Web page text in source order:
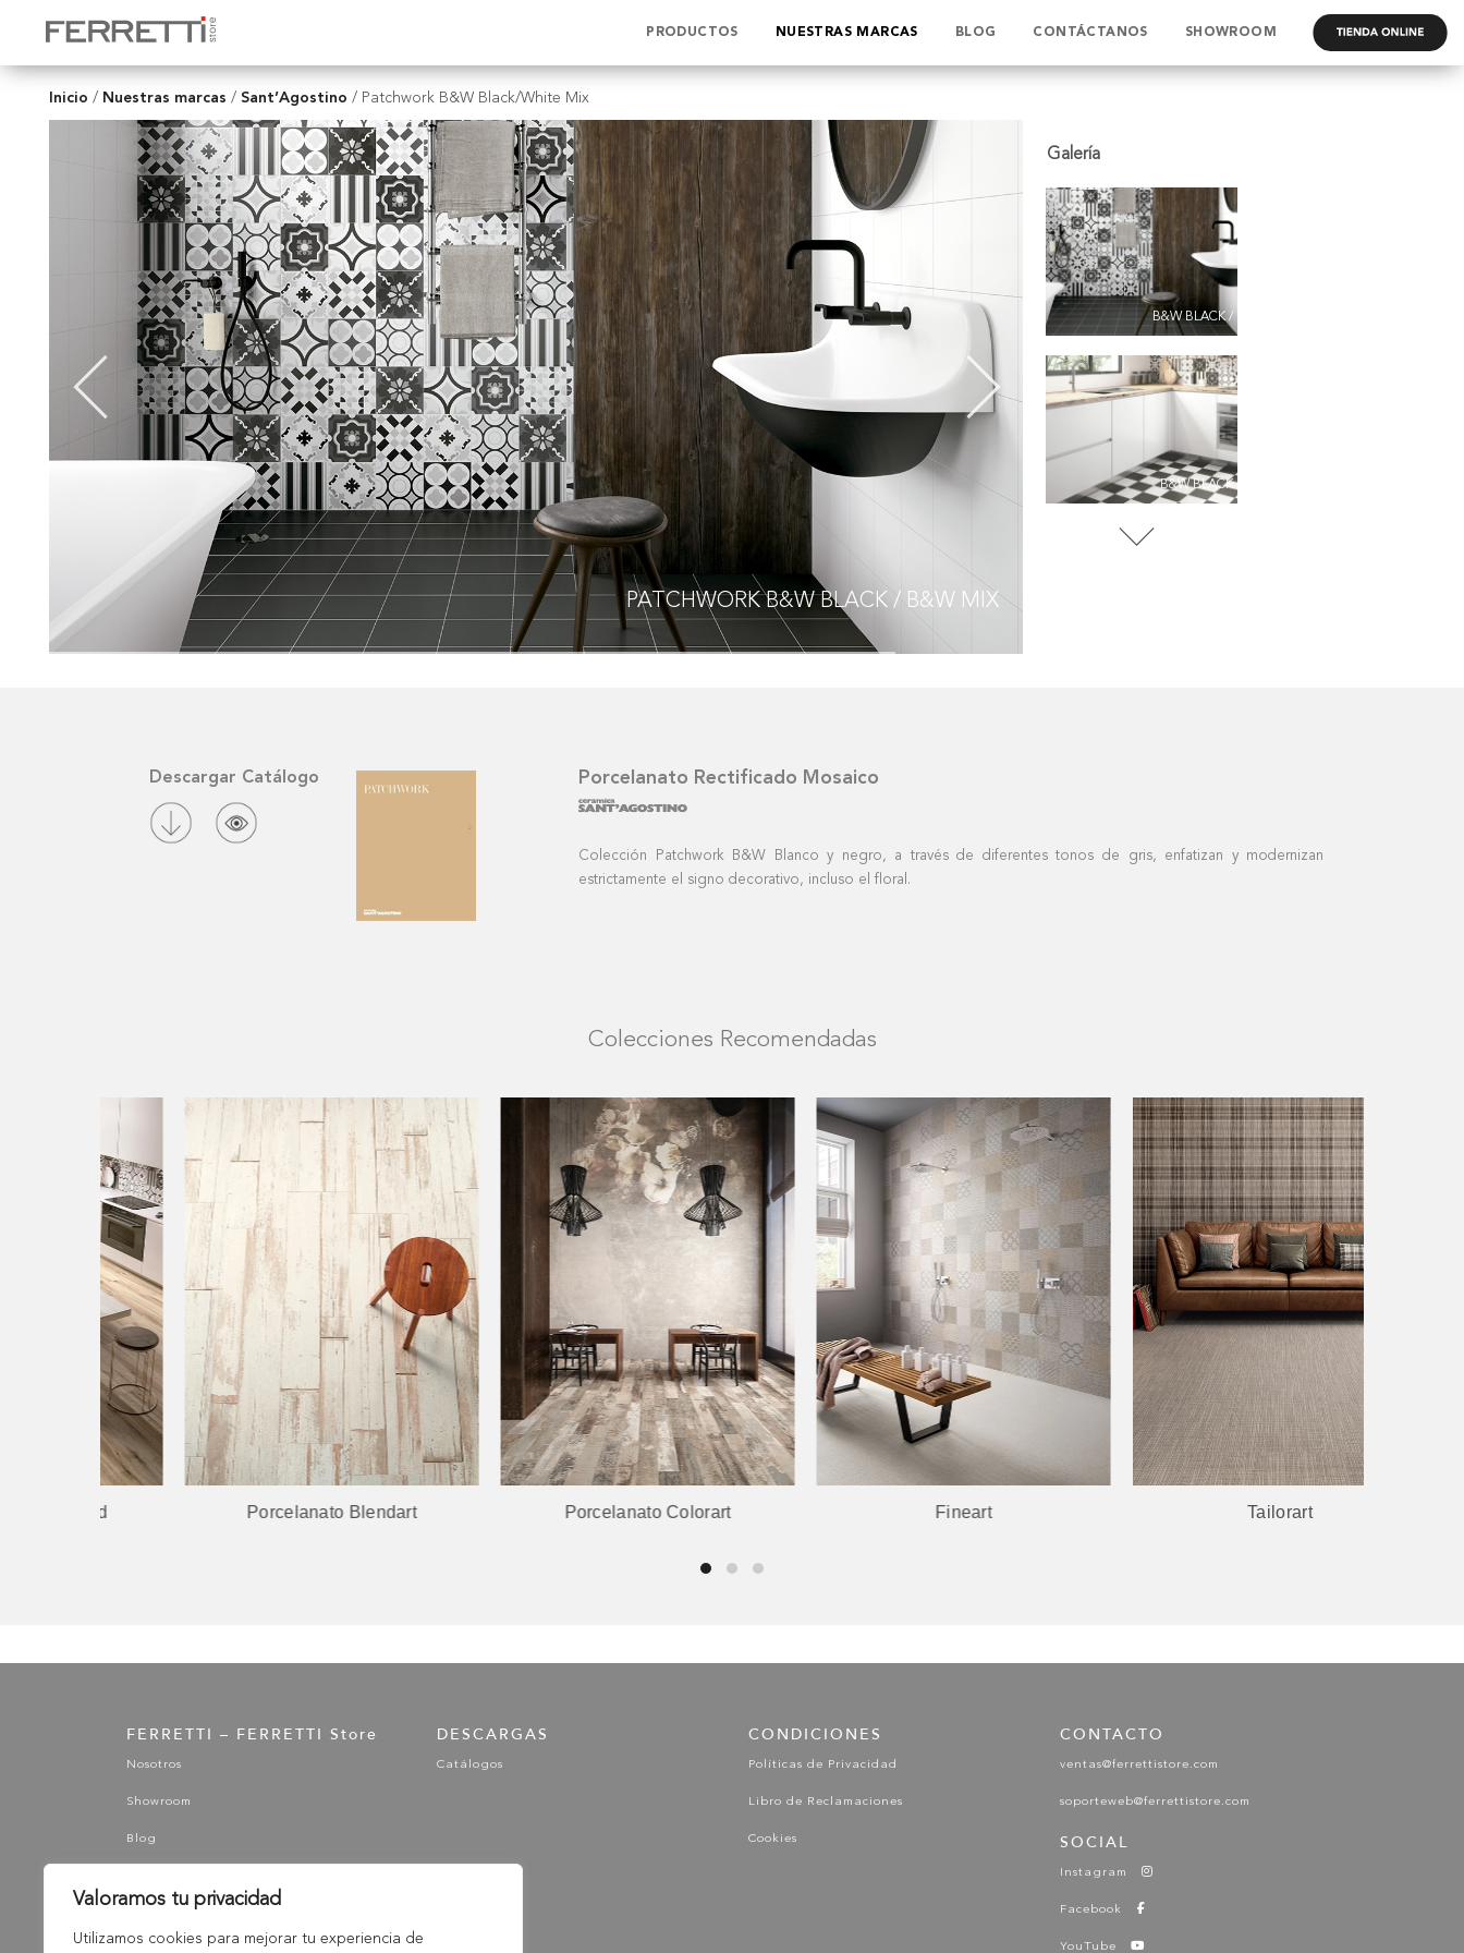
Valoramos tu privacidad
Utilizamos cookies para mejorar tu experiencia de
PRODUCTOS NUESTRAS MARCAS BLOG CONTÁCTANOS SHOWROOM .
Inicio / Nuestras marcas / Sant’Agostino / Patchwork B&W Black/White Mix
PATCHWORKB&W BLACK/ B&W WHITE / B&W MIX
B&W BLACK /
B&W BLACK
Descargar Catálogo Porcelanato Rectificado Mosaico
Colección Patchwork B&W Blanco y negro, a través de diferentes tonos de gris, enfatizan y modernizan
estrictamente el signo decorativo, incluso el floral.
Colecciones Recomendadas
Porcelanato Blendart Porcelanato Colorart
FERRETTI – FERRETTI Store
Nosotros
Showroom
Blog
DESCARGAS
Catálogos
CONDICIONES
Políticas de Privacidad
Libro de Reclamaciones
Cookies
CONTACTO
ventas@ferrettistore.com
soporteweb@ferrettistore.com
SOCIAL
Instagram
Facebook
YouTube